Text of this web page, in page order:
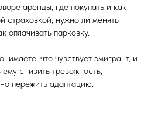
аренды, где покупать и как
страховкой, нужно ли менять
оплачивать парковку.
что чувствует эмигрант, и
снизить тревожность,
пережить адаптацию.